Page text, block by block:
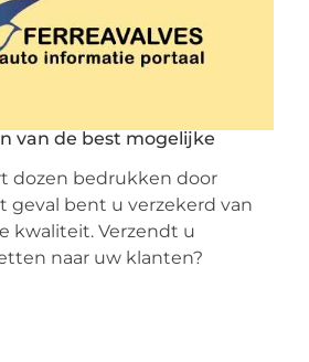
van de best mogelijke
dozen bedrukken door
geval bent u verzekerd van
kwaliteit. Verzendt u
naar uw klanten?